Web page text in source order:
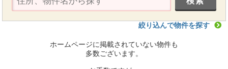
絞り込んで物件を探す
ホームページに掲載されていない物件も
多数ございます。